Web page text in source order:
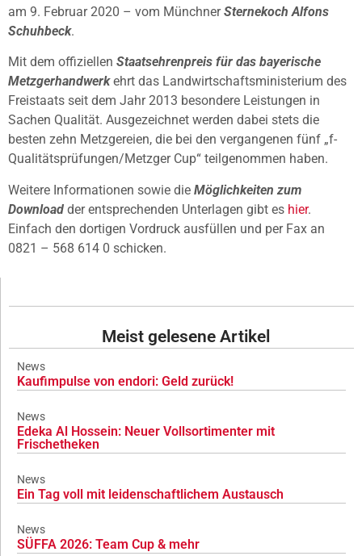
am 9. Februar 2020 – vom MünchnerSternekoch Alfons
Schuhbeck.
Mit dem offiziellen Staatsehrenpreis für das bayerische
Metzgerhandwerkehrt das Landwirtschaftsministerium des
Freistaats seit dem Jahr 2013 besondere Leistungen in
Sachen Qualität. Ausgezeichnet werden dabei stets die
besten zehn Metzgereien, die bei den vergangenen fünf „f-
Qualitätsprüfungen/Metzger Cup“ teilgenommen haben.
Weitere Informationen sowie die Möglichkeiten zum
Download der entsprechenden Unterlagen gibt es hier.
Einfach den dortigen Vordruck ausfüllen und per Fax an
0821 – 568 614 0 schicken.
Meist gelesene Artikel
News
Kaufimpulse von endori: Geld zurück!
News
Edeka Al Hossein: Neuer Vollsortimenter mit
Frischetheken
News
Ein Tag voll mit leidenschaftlichem Austausch
News
SÜFFA 2026: Team Cup & mehr